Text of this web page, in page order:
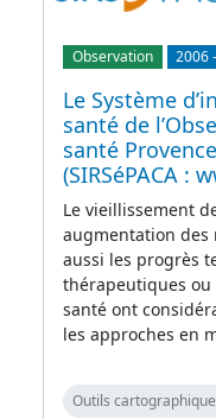
Observation 2006
Le Système
santé de
santé
(SIRSéPACA :
Le vieillissement
augmentation des
aussi les progrès
thérapeutiques ou
santé ont
les approches en
Outils